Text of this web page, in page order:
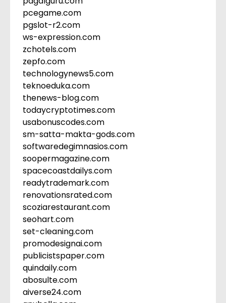
pcegame.com
pgslot-r2.com
ws-expression.com
zchotels.com
zepfo.com
technologynews5.com
teknoeduka.com
thenews-blog.com
todaycryptotimes.com
usabonuscodes.com
sm-satta-makta-gods.com
softwaredegimnasios.com
soopermagazine.com
spacecoastdailys.com
readytrademark.com
renovationsrated.com
scoziarestaurant.com
seohart.com
set-cleaning.com
promodesignai.com
publicistspaper.com
quindaily.com
abosulte.com
aiverse24.com